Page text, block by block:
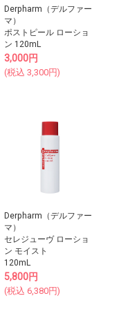
Derpharm（デルファー
マ）
ポストピール ローショ
ン 120mL
3,000円
(税込 3,300円)
Derpharm（デルファー
マ）
セレジューヴ ローショ
ン モイスト
120mL
5,800円
(税込 6,380円)